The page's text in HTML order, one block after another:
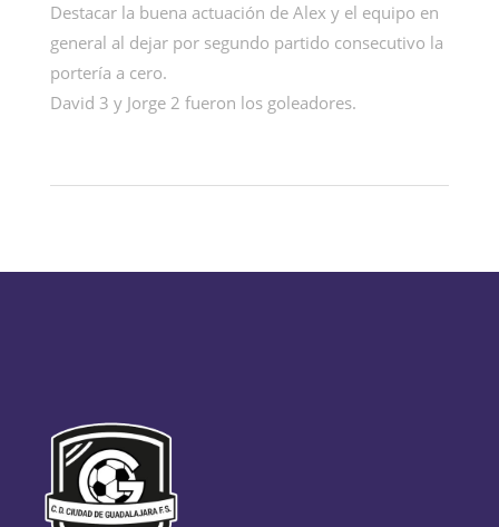
Destacar la buena actuación de Alex y el equipo en
general al dejar por segundo partido consecutivo la
portería a cero.
David 3 y Jorge 2 fueron los goleadores.